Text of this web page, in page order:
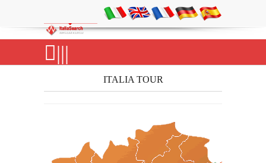
|||
ITALIA TOUR